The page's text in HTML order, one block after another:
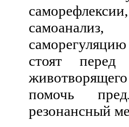
стоят перед
помочь
резонансный